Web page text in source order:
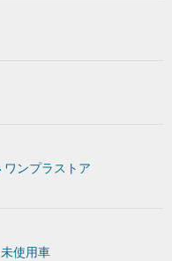
ワンプラストア
未使用車